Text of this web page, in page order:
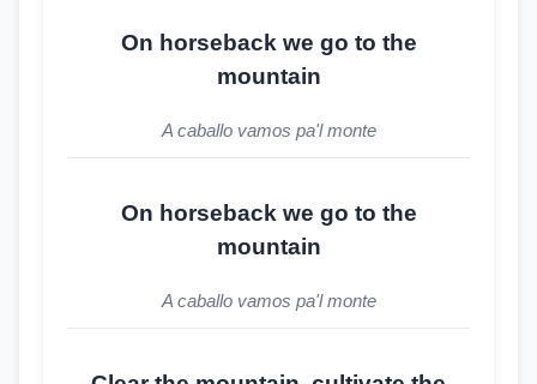
On horseback we go to the
mountain
A caballo vamos pa'l monte
On horseback we go to the
mountain
A caballo vamos pa'l monte